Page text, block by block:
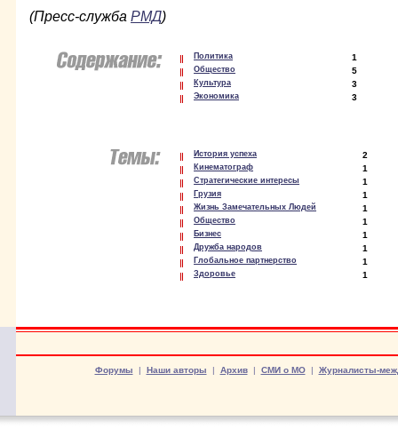
(Пресс-служба РМД)
Политика 1
Общество 5
Культура 3
Экономика 3
История успеха 2
Кинематограф 1
Стратегические интересы 1
Грузия 1
Жизнь Замечательных Людей 1
Общество 1
Бизнес 1
Дружба народов 1
Глобальное партнерство 1
Здоровье 1
Форумы | Наши авторы | Архив| СМИ о МО| Журналисты-